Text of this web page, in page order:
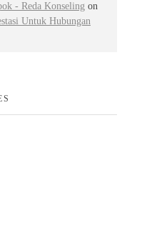
- Reda Konseling on
Untuk Hubungan